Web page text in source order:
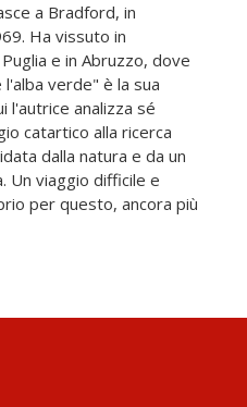
a Bradford, in
Ha vissuto in
e in Abruzzo, dove
verde" è la sua
l'autrice analizza sé
catartico alla ricerca
dalla natura e da un
Un viaggio difficile e
per questo, ancora più